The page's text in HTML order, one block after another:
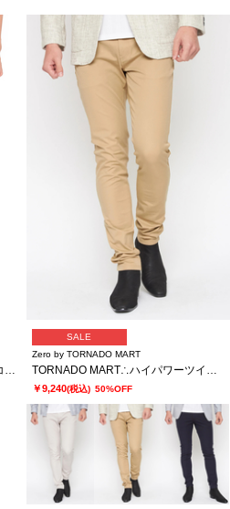
ZERO by TORNADO MART∴トリコット2WAYストレッチサッカーパンツ
SALE
Zero by TORNADO MART
TORNADO MART∴ハイパワーツイルストレッチスキニーパンツ
￥9,240(税込) 50%OFF